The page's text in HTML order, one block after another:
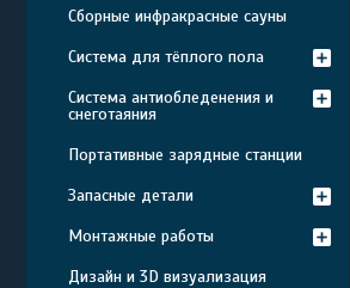
Сборные инфракрасные сауны
Система для тёплого пола
Система антиобледенения и
снеготаяния
Портативные зарядные станции
Запасные детали
Монтажные работы
Дизайн и 3D визуализация